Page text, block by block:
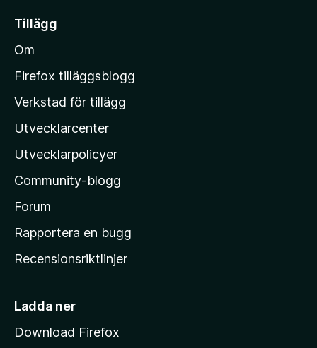
i
l
M
z
i
l
a
s
h
m
i
a
Tillägg
Om
Firefox tilläggsblogg
Verkstad för tillägg
Utvecklarcenter
Utvecklarpolicyer
Community-blogg
Forum
Rapportera en bugg
Recensionsriktlinjer
Ladda ner
Download Firefox